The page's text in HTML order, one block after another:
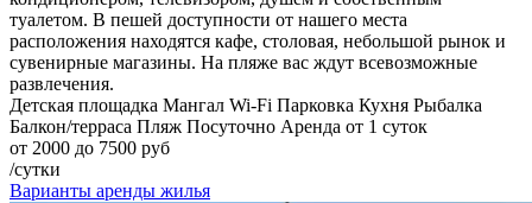
туалетом. В пешей доступности от нашего места
расположения находятся кафе, столовая, небольшой рынок и
сувенирные магазины. На пляже вас ждут всевозможные
развлечения.
Детская площадка Мангал Wi-Fi Парковка Кухня Рыбалка
Балкон/терраса Пляж Посуточно Аренда от 1 суток
от 2000 до 7500 руб
/сутки
Варианты аренды жилья